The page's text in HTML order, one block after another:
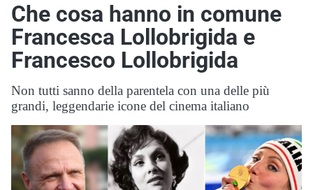
Che cosa hanno in comune
Francesca Lollobrigida e
Francesco Lollobrigida
Non tutti sanno della parentela con una delle più
grandi, leggendarie icone del cinema italiano